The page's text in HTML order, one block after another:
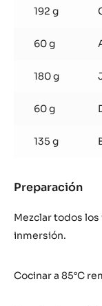
192 g
60 g
180 g
60 g
135 g
Preparación
Mezclar todos
inmersión.
Cocinar a 85°C